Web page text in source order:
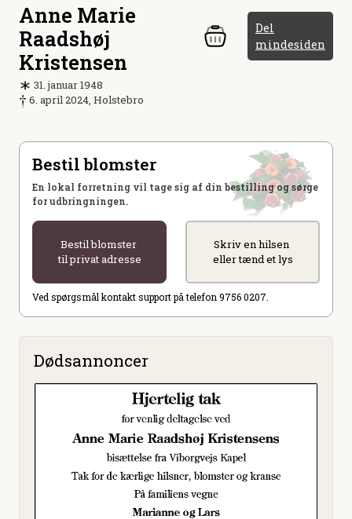
Anne Marie
Raadshøj
Kristensen
Del
mindesiden
31. januar 1948
6. april 2024, Holstebro
Bestil blomster
En lokal forretning vil tage sig af din bestilling og sørge
for udbringningen.
Bestil blomster
til privat adresse
Skriv en hilsen
eller tænd et lys
Ved spørgsmål kontakt support på telefon 9756 0207.
Dødsannoncer